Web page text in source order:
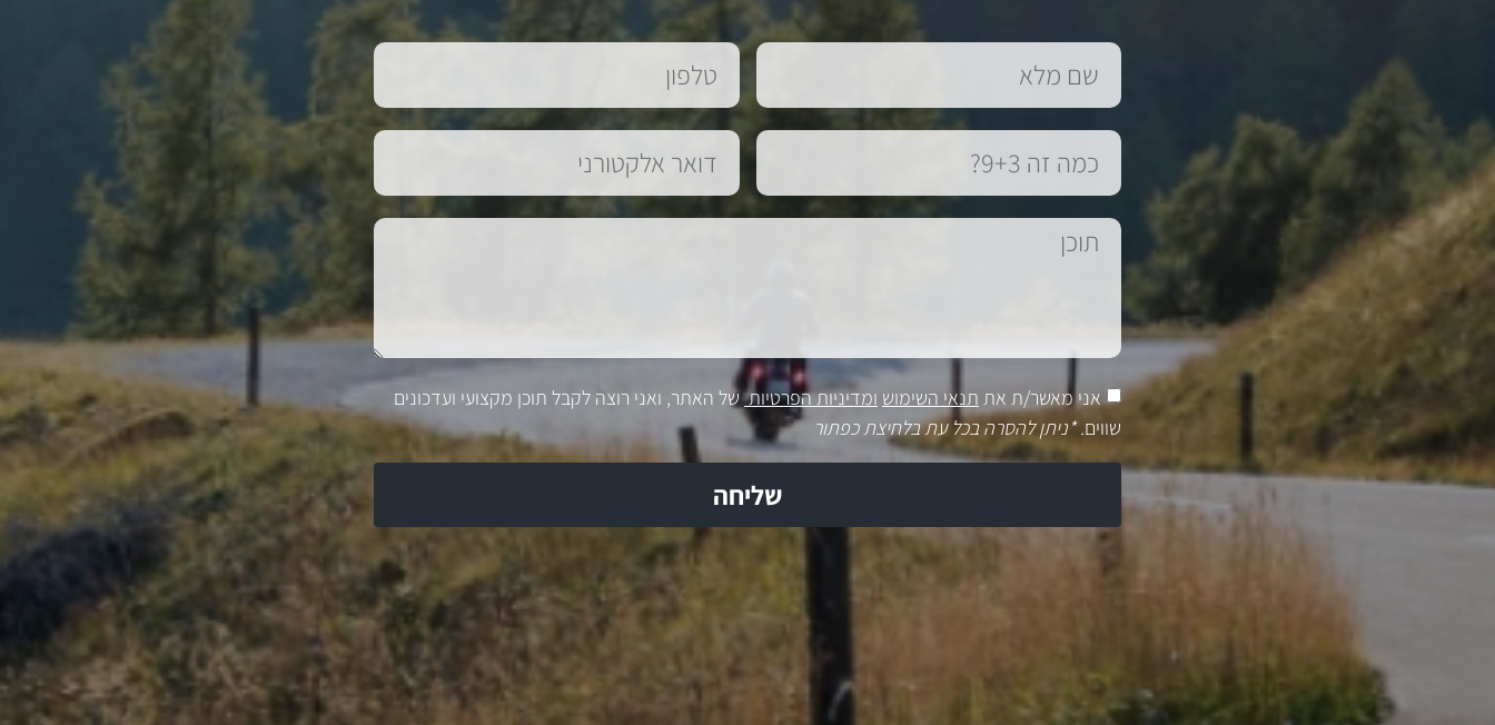
אני מאשר/ת את תנאי השימוש ומדיניות הפרטיותשל האתר, ואני רוצה לקבל תוכן מקצועי ועדכונים
שווים.*ניתן להסרה בכל עת בלחיצת כפתור
שליחה